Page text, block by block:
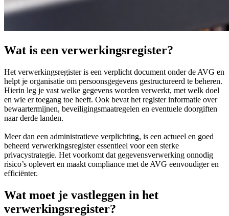
Wat is een verwerkingsregister?
Het verwerkingsregister is een verplicht document onder de AVG en
helpt je organisatie om persoonsgegevens gestructureerd te beheren.
Hierin leg je vast welke gegevens worden verwerkt, met welk doel
en wie er toegang toe heeft. Ook bevat het register informatie over
bewaartermijnen, beveiligingsmaatregelen en eventuele doorgiften
naar derde landen.
Meer dan een administratieve verplichting, is een actueel en goed
beheerd verwerkingsregister essentieel voor een sterke
privacystrategie. Het voorkomt dat gegevensverwerking onnodig
risico’s oplevert en maakt compliance met de AVG eenvoudiger en
efficiënter.
Wat moet je vastleggen in het
verwerkingsregister?